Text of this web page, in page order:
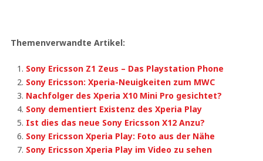
Themenverwandte Artikel:
Sony Ericsson Z1 Zeus – Das Playstation Phone
Sony Ericsson: Xperia-Neuigkeiten zum MWC
Nachfolger des Xperia X10 Mini Pro gesichtet?
Sony dementiert Existenz des Xperia Play
Ist dies das neue Sony Ericsson X12 Anzu?
Sony Ericsson Xperia Play: Foto aus der Nähe
Sony Ericsson Xperia Play im Video zu sehen